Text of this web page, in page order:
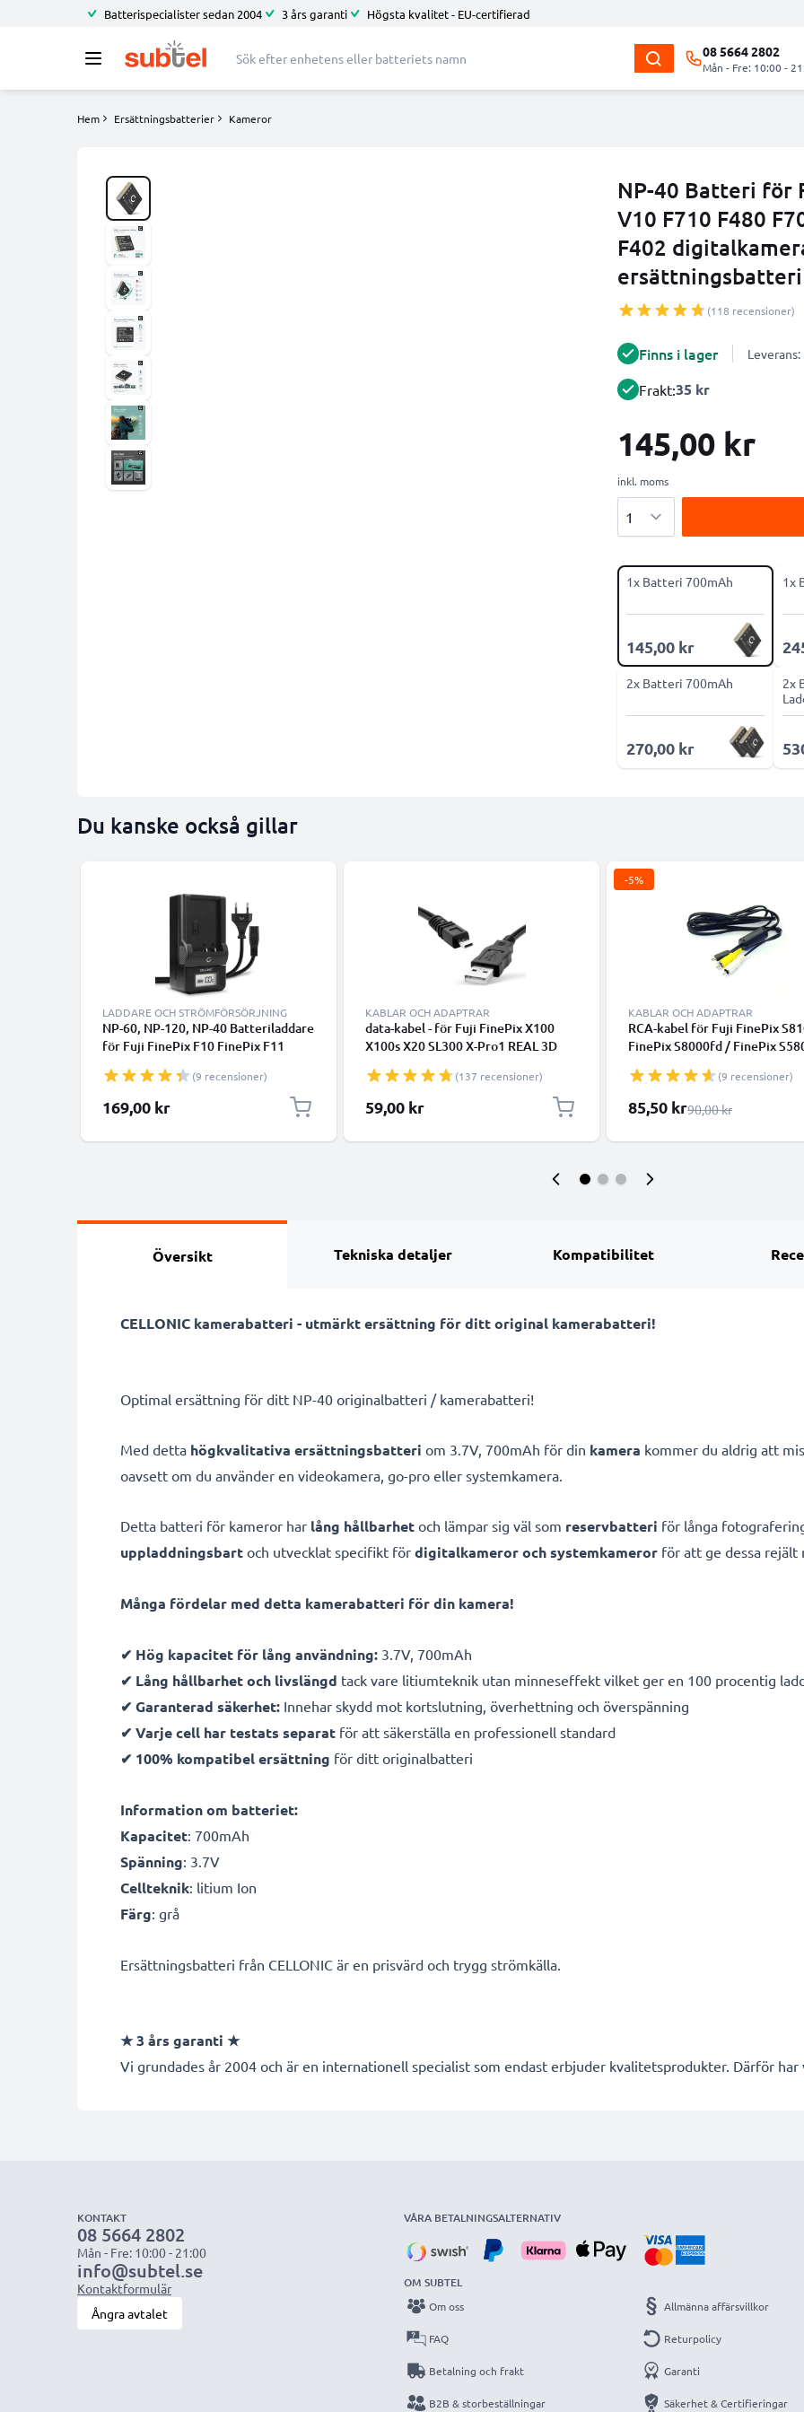
Batterispecialister sedan 2004 3 års garanti Högsta kvalitet - EU-certifierad
08 5664 2802
Mån - Fre: 10:00 -
Hem Ersättningsbatterier Kameror
NP-40 Batteri för
V10 F710 F480
F402
(118 recensioner)
Finns i lager
Frakt:35 kr
145,00 kr
inkl. moms
1x Batteri 700mAh
145,00 kr
1x
2x Batteri 700mAh
270,00 kr
2x
Du kanske också gillar
LADDARE OCH STRÖMFÖRSÖRJNING
NP-60, NP-120, NP-40 Batteriladdare
för Fuji FinePix F10 FinePix F11
F601 FinePix M603 Kamerabatterier
från CELLONIC
(9 recensioner)
169,00 kr
KABLAR OCH ADAPTRAR
data-kabel - för Fuji FinePix X100
X100s X20 SL300 X-Pro1 REAL 3D
kamera - 1.5m PVC Datakabel svart
(137 recensioner)
59,00 kr
-5%
KABLAR OCH ADAPTRAR
RCA-kabel för Fuji FinePix
FinePix S8000fd / FinePix
DVD, Blu-Ray, Kamera, Konsol
AV-kabel, RCA-kontakt,
Audio-Video
(9 recensioner)
Specialpris
85,50 krOrdinarie pris
90,00 kr
Översikt Tekniska detaljer Kompatibilitet
CELLONIC kamerabatteri - utmärkt ersättning för ditt original kamerabatteri!
Optimal ersättning för ditt NP-40 originalbatteri / kamerabatteri!
Med detta högkvalitativa ersättningsbatteri om 3.7V, 700mAh för din kamera kommer du aldrig att
oavsett om du använder en videokamera, go-pro eller systemkamera.
Detta batteri för kameror har lång hållbarhet och lämpar sig väl som reservbatteri för långa
uppladdningsbart och utvecklat specifikt för digitalkameror och systemkameror för att ge dessa rejält
Många fördelar med detta kamerabatteri för din kamera!
✔ Hög kapacitet för lång användning: 3.7V, 700mAh
✔ Lång hållbarhet och livslängd tack vare litiumteknik utan minneseffekt vilket ger en 100 procentig
✔ Garanterad säkerhet: Innehar skydd mot kortslutning, överhettning och överspänning
✔ Varje cell har testats separat för att säkerställa en professionell standard
✔ 100% kompatibel ersättning för ditt originalbatteri
Information om batteriet:
Kapacitet: 700mAh
Spänning: 3.7V
Cellteknik: litium Ion
Färg: grå
Ersättningsbatteri från CELLONIC är en prisvärd och trygg strömkälla.
★3 års garanti ★
Vi grundades år 2004 och är en internationell specialist som endast erbjuder kvalitetsprodukter. Därför har
KONTAKT
08 5664 2802
Mån - Fre: 10:00 - 21:00
info@subtel.se
Kontaktformulär
Ångra avtalet
VÅRA BETALNINGSALTERNATIV
OM SUBTEL
Om oss
FAQ
Betalning och frakt
B2B & storbeställningar
Allmänna affärsvillkor
Returpolicy
Garanti
Säkerhet & Certifieringar